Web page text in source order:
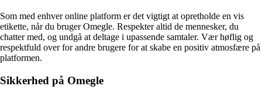
Som med enhver online platform er det vigtigt at opretholde en vis
etikette, når du bruger Omegle. Respekter altid de mennesker, du
chatter med, og undgå at deltage i upassende samtaler. Vær høflig og
respektfuld over for andre brugere for at skabe en positiv atmosfære på
platformen.
Sikkerhed på Omegle